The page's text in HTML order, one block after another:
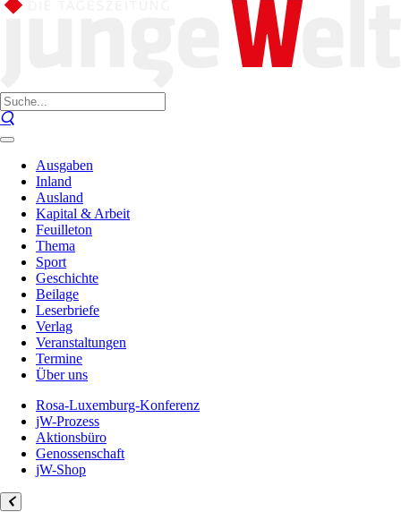
Ausgaben
Inland
Ausland
Kapital & Arbeit
Feuilleton
Thema
Sport
Geschichte
Beilage
Leserbriefe
Verlag
Veranstaltungen
Termine
Über uns
Rosa-Luxemburg-Konferenz
jW-Prozess
Aktionsbüro
Genossenschaft
jW-Shop